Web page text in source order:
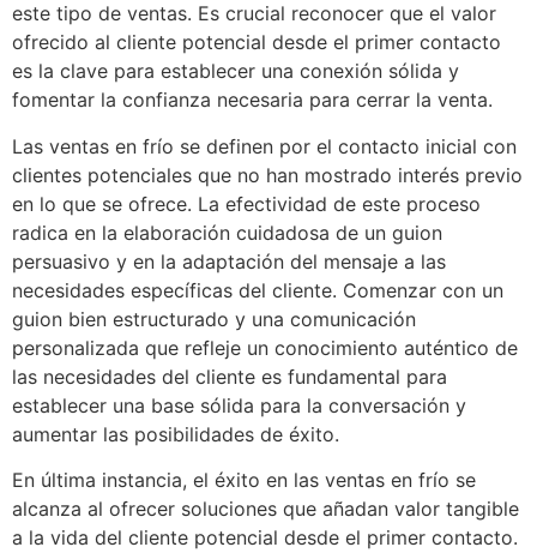
este tipo de ventas. Es crucial reconocer que el valor
ofrecido al cliente potencial desde el primer contacto
es la clave para establecer una conexión sólida y
fomentar la confianza necesaria para cerrar la venta.
Las ventas en frío se definen por el contacto inicial con
clientes potenciales que no han mostrado interés previo
en lo que se ofrece. La efectividad de este proceso
radica en la elaboración cuidadosa de un guion
persuasivo y en la adaptación del mensaje a las
necesidades específicas del cliente. Comenzar con un
guion bien estructurado y una comunicación
personalizada que refleje un conocimiento auténtico de
las necesidades del cliente es fundamental para
establecer una base sólida para la conversación y
aumentar las posibilidades de éxito.
En última instancia, el éxito en las ventas en frío se
alcanza al ofrecer soluciones que añadan valor tangible
a la vida del cliente potencial desde el primer contacto.